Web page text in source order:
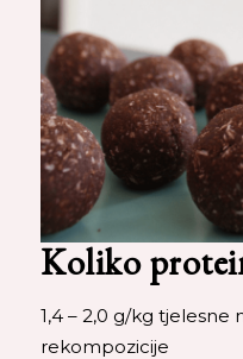
Koliko
1,4 – 2,0 g/kg tjelesne
rekompozicije